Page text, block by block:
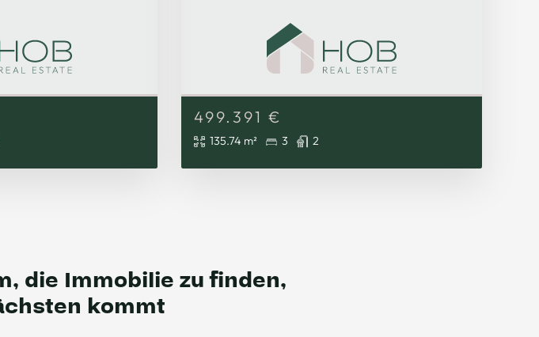
499.391 €
135.74 m² 3 2
die Immobilie zu finden,
kommt